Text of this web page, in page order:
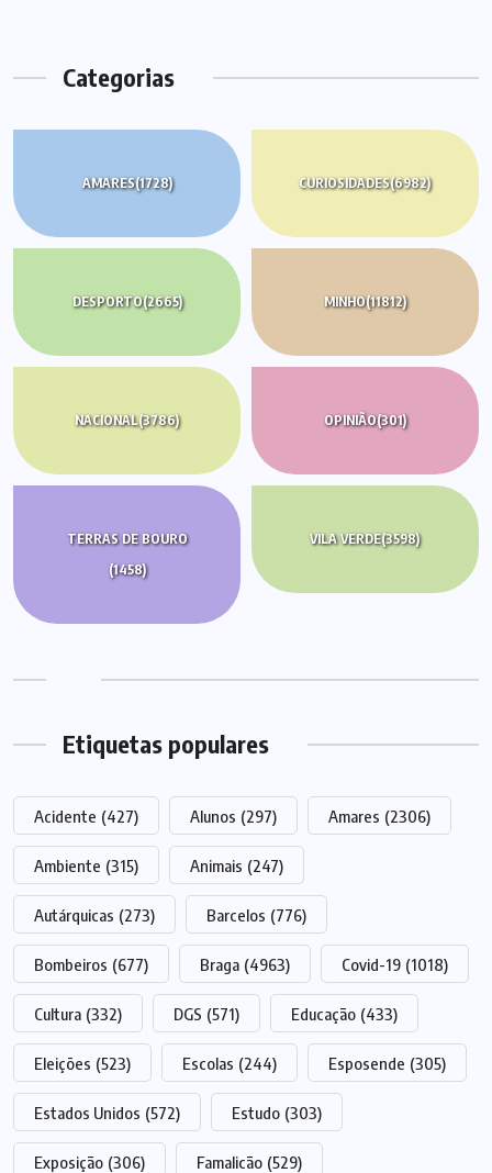
Categorias
AMARES(1728) CURIOSIDADES(6982)
DESPORTO(2665) MINHO(11812)
NACIONAL(3786) OPINIÃO(301)
TERRAS DE BOURO
(1458)
VILA VERDE(3598)
Etiquetas populares
Acidente (427) Alunos (297) Amares (2306)
Ambiente (315) Animais (247)
Autárquicas (273) Barcelos (776)
Bombeiros (677) Braga (4963) Covid-19 (1018)
Cultura (332) DGS (571) Educação (433)
Eleições (523) Escolas (244) Esposende (305)
Estados Unidos (572) Estudo (303)
Exposição (306) Famalicão (529)